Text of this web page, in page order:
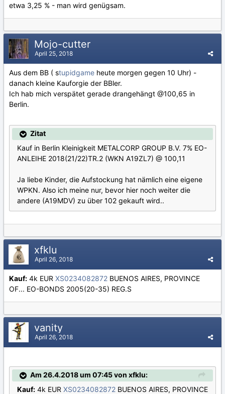
etwa 3,25 % - man wird genügsam.
Mojo-cutter
April 25, 2018
Aus dem BB ( stupidgame heute morgen gegen 10 Uhr) -
danach kleine Kauforgie der BBler.
Ich hab mich verspätet gerade drangehängt @100,65 in
Berlin.
Zitat
Kauf in Berlin Kleinigkeit METALCORP GROUP B.V. 7% EO-
ANLEIHE 2018(21/22)TR.2 (WKN A19ZL7) @ 100,11
Ja liebe Kinder, die Aufstockung hat nämlich eine eigene
WPKN. Also ich meine nur, bevor hier noch weiter die
andere (A19MDV) zu über 102 gekauft wird..
xfklu
April 26, 2018
Kauf: 4k EUR XS0234082872 BUENOS AIRES, PROVINCE
OF... EO-BONDS 2005(20-35) REG.S
vanity
April 26, 2018
Am 26.4.2018 um 07:45 von xfklu:
Kauf: 4k EUR XS0234082872 BUENOS AIRES, PROVINCE